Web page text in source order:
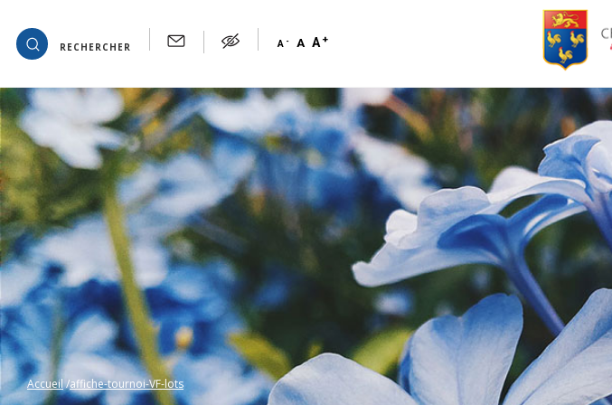
RECHERCHER A - A A+
Accueil affiche-tournoi-VF-lots